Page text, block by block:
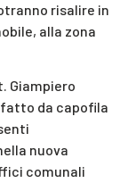
risalire in
alla zona
Giampiero
fatto da capofila
nuova
comunali